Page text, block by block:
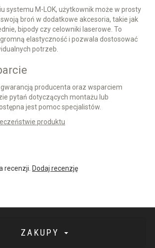
systemu M-LOK, użytkownik może w prosty
broń w dodatkowe akcesoria, takie jak
bipody czy celowniki laserowe. To
elastyczność i pozwala dostosować
potrzeb.
producenta oraz wsparciem
pytań dotyczących montażu lub
jest pomoc specjalistów.
produktu
recenzji. Dodaj recenzję
ZAKUPY